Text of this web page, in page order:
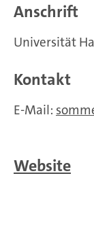
Anschrift
Universität
Kontakt
E-Mail:
Website